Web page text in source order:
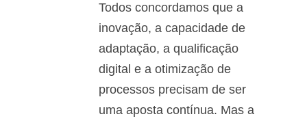
Todos concordamos que a
inovação, a capacidade de
adaptação, a qualificação
digital e a otimização de
processos precisam de ser
uma aposta contínua. Mas a